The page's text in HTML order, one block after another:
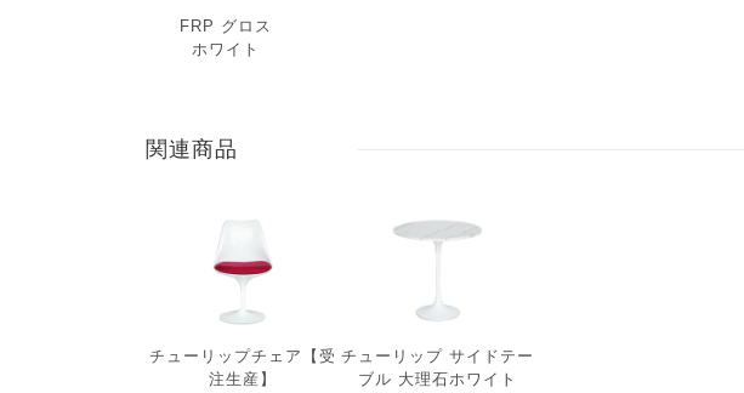
FRP グロス
ホワイト
関連商品
チューリップチェア【受
注生産】
チューリップ サイドテー
ブル 大理石ホワイト